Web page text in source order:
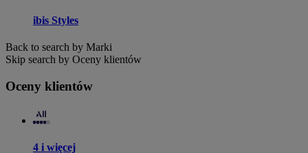
ibis Styles
Back to search by Marki
Skip search by Oceny klientów
Oceny klientów
4 i więcej